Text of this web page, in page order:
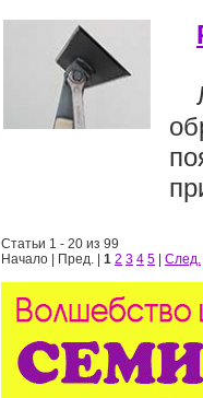
Статьи 1 - 20 из 99
Начало | Пред. | 1 2 3 4 5 След.